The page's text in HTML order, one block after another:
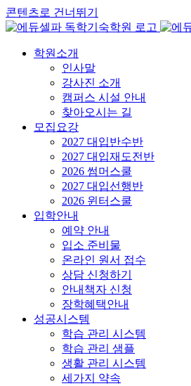
콘텐츠로 건너뛰기
학원소개
인사말
강사진 소개
캠퍼스 시설 안내
찾아오시는 길
모집요강
2027 대입반수반
2027 대입재도전반
2026 썸머스쿨
2027 대입선행반
2026 윈터스쿨
입학안내
예약 안내
입소 준비물
온라인 원서 접수
상담 신청하기
안내책자 신청
장학혜택안내
성공시스템
학습 관리 시스템
학습 관리 샘플
생활 관리 시스템
세가지 약속